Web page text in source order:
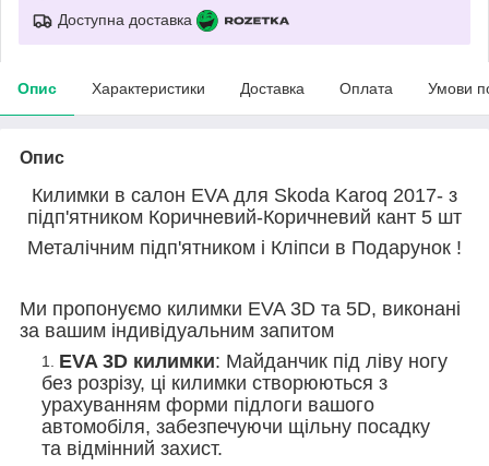
Доступна доставка
Опис Характеристики Доставка Оплата Умови
Опис
Килимки в салон EVA для Skoda Karoq 2017- з
підп'ятником Коричневий-Коричневий кант 5 шт
Металічним підп'ятником і Кліпси в Подарунок !
Ми пропонуємо килимки EVA 3D та 5D, виконані
за вашим індивідуальним запитом
EVA 3D килимки: Майданчик під ліву ногу
без розрізу, ці килимки створюються з
урахуванням форми підлоги вашого
автомобіля, забезпечуючи щільну посадку
та відмінний захист.